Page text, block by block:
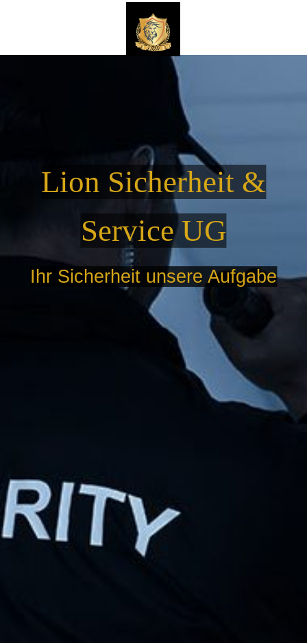
Lion Sicherheit &
Service UG
Ihr Sicherheit unsere Aufgabe